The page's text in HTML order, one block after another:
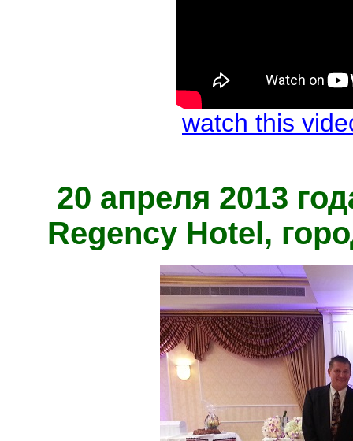
watch this
20 апреля 2013
Regency Hotel,